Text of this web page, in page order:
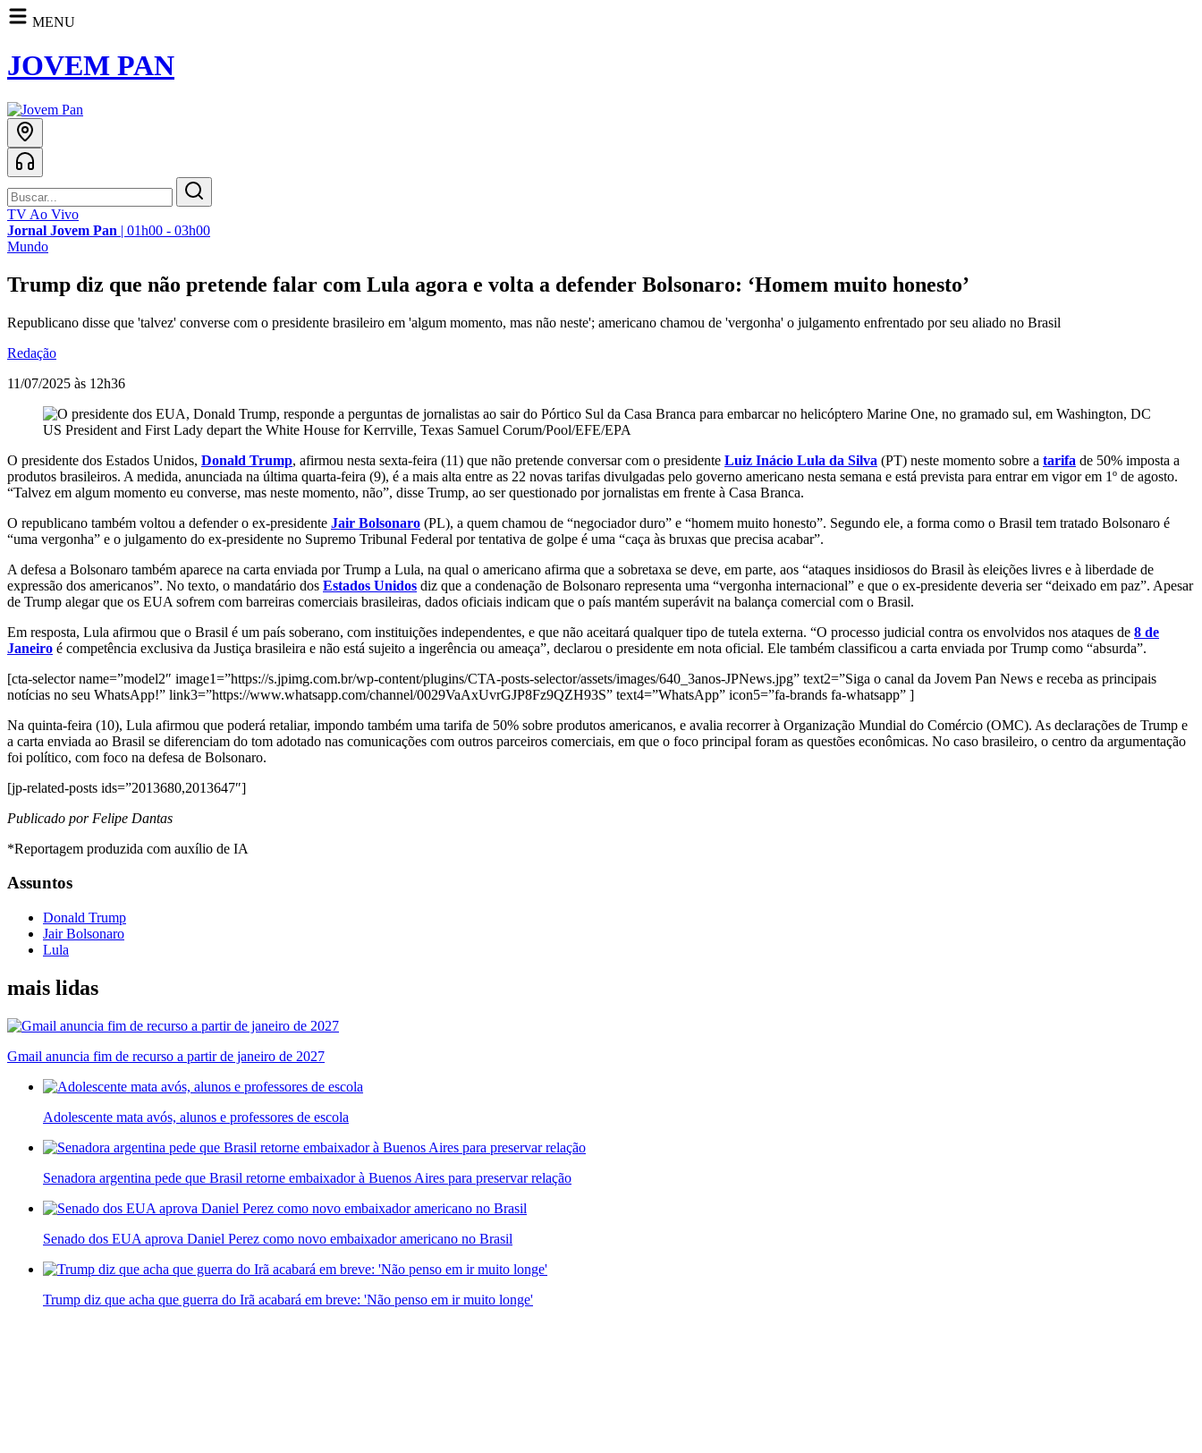
MENU
JOVEM PAN
TV Ao Vivo
Jornal Jovem Pan | 01h00 - 03h00
Mundo
Trump diz que não pretende falar com Lula agora e volta a defender Bolsonaro: ‘Homem muito honesto’
Republicano disse que 'talvez' converse com o presidente brasileiro em 'algum momento, mas não neste'; americano chamou de 'vergonha' o julgamento enfrentado por seu aliado no Brasil
Redação
11/07/2025 às 12h36
US President and First Lady depart the White House for Kerrville, Texas Samuel Corum/Pool/EFE/EPA
O presidente dos Estados Unidos, Donald Trump, afirmou nesta sexta-feira (11) que não pretende conversar com o presidente Luiz Inácio Lula da Silva (PT) neste momento sobre a tarifa de 50% imposta a
produtos brasileiros. A medida, anunciada na última quarta-feira (9), é a mais alta entre as 22 novas tarifas divulgadas pelo governo americano nesta semana e está prevista para entrar em vigor em 1º de agosto.
“Talvez em algum momento eu converse, mas neste momento, não”, disse Trump, ao ser questionado por jornalistas em frente à Casa Branca.
O republicano também voltou a defender o ex-presidente Jair Bolsonaro (PL), a quem chamou de “negociador duro” e “homem muito honesto”. Segundo ele, a forma como o Brasil tem tratado Bolsonaro é
“uma vergonha” e o julgamento do ex-presidente no Supremo Tribunal Federal por tentativa de golpe é uma “caça às bruxas que precisa acabar”.
A defesa a Bolsonaro também aparece na carta enviada por Trump a Lula, na qual o americano afirma que a sobretaxa se deve, em parte, aos “ataques insidiosos do Brasil às eleições livres e à liberdade de
expressão dos americanos”. No texto, o mandatário dos Estados Unidos diz que a condenação de Bolsonaro representa uma “vergonha internacional” e que o ex-presidente deveria ser “deixado em paz”. Apesar
de Trump alegar que os EUA sofrem com barreiras comerciais brasileiras, dados oficiais indicam que o país mantém superávit na balança comercial com o Brasil.
Em resposta, Lula afirmou que o Brasil é um país soberano, com instituições independentes, e que não aceitará qualquer tipo de tutela externa. “O processo judicial contra os envolvidos nos ataques de 8 de
Janeiro é competência exclusiva da Justiça brasileira e não está sujeito a ingerência ou ameaça”, declarou o presidente em nota oficial. Ele também classificou a carta enviada por Trump como “absurda”.
[cta-selector name=”model2″ image1=”https://s.jpimg.com.br/wp-content/plugins/CTA-posts-selector/assets/images/640_3anos-JPNews.jpg” text2=”Siga o canal da Jovem Pan News e receba as principais
notícias no seu WhatsApp!” link3=”https://www.whatsapp.com/channel/0029VaAxUvrGJP8Fz9QZH93S” text4=”WhatsApp” icon5=”fa-brands fa-whatsapp” ]
Na quinta-feira (10), Lula afirmou que poderá retaliar, impondo também uma tarifa de 50% sobre produtos americanos, e avalia recorrer à Organização Mundial do Comércio (OMC). As declarações de Trump e
a carta enviada ao Brasil se diferenciam do tom adotado nas comunicações com outros parceiros comerciais, em que o foco principal foram as questões econômicas. No caso brasileiro, o centro da argumentação
foi político, com foco na defesa de Bolsonaro.
[jp-related-posts ids=”2013680,2013647″]
Publicado por Felipe Dantas
*Reportagem produzida com auxílio de IA
Assuntos
Donald Trump
Jair Bolsonaro
Lula
mais lidas
Gmail anuncia fim de recurso a partir de janeiro de 2027
Adolescente mata avós, alunos e professores de escola
Senadora argentina pede que Brasil retorne embaixador à Buenos Aires para preservar relação
Senado dos EUA aprova Daniel Perez como novo embaixador americano no Brasil
Trump diz que acha que guerra do Irã acabará em breve: 'Não penso em ir muito longe'